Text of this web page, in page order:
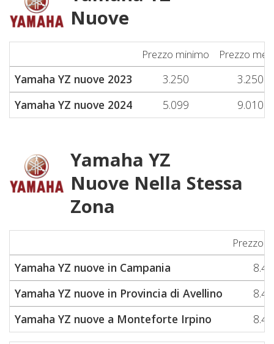
Nuove
Prezzo minimo Prezzo
Yamaha YZ nuove 2023 3.250
3.250
Yamaha YZ nuove 2024
5.099 9.010
Yamaha YZ
Nuove Nella Stessa
Zona
Prezzo
Yamaha YZ nuove in Campania
Yamaha YZ nuove in Provincia di Avellino
Yamaha YZ nuove a Monteforte Irpino